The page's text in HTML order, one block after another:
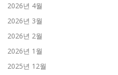
2026년 4월
2026년 3월
2026년 2월
2026년 1월
2025년 12월